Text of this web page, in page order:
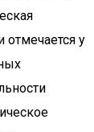
отмечается у